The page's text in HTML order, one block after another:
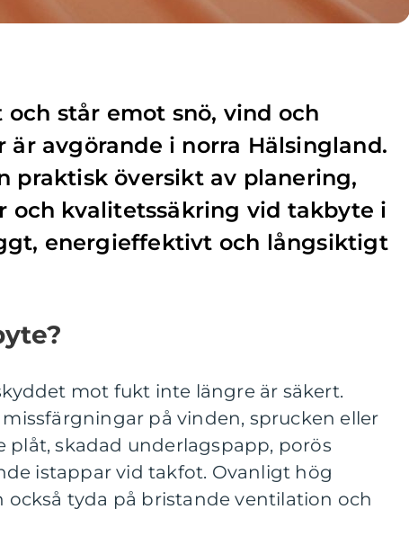
står emot snö, vind och
avgörande i norra Hälsingland.
praktisk översikt av planering,
och kvalitetssäkring vid takbyte i
energieffektivt och långsiktigt
mot fukt inte längre är säkert.
på vinden, sprucken eller
skadad underlagspapp, porös
istappar vid takfot. Ovanligt hög
tyda på bristande ventilation och